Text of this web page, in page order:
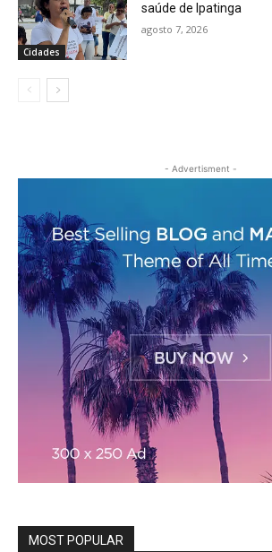
Cidades
saúde de Ipatinga
agosto 7, 2026
- Advertisment -
MOST POPULAR